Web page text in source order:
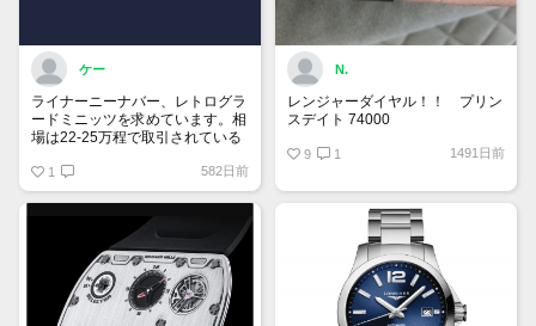
ケー
ライナーニーナバー、レトログラ
ードミニッツを求めています。相
場は22-25万程で取引されている
ですが、自分自身一目惚れしてい
るため、35万でいかがでしょう
ご連絡お待ちしております。
1 582日前
N.
レンジャーダイヤル！！ プリン
スデイト 74000
9 1 1491日前